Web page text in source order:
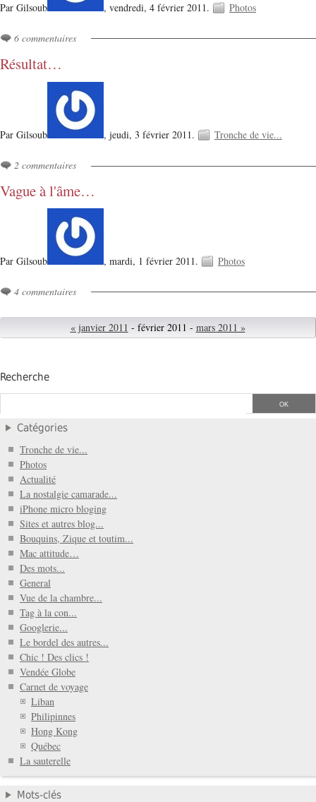
Par Gilsoub , vendredi, 4 février 2011. Photos
6 commentaires
Résultat…
Par Gilsoub , jeudi, 3 février 2011. Tronche de vie...
2 commentaires
Vague à l'âme…
Par Gilsoub , mardi, 1 février 2011. Photos
4 commentaires
« janvier 2011 - février 2011 - mars 2011 »
Recherche
Catégories
Tronche de vie...
Photos
Actualité
La nostalgie camarade...
iPhone micro bloging
Sites et autres blog...
Bouquins, Zique et toutim...
Mac attitude…
Des mots...
General
Vue de la chambre...
Tag à la con...
Googlerie...
Le bordel des autres...
Chic ! Des clics !
Vendée Globe
Carnet de voyage
Liban
Philipinnes
Hong Kong
Québec
La sauterelle
Mots-clés